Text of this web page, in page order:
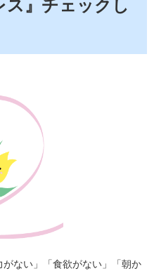
ス』チェックし
がない」「食欲がない」「朝か